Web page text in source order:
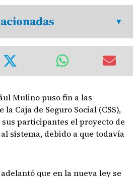
Mulino puso fin a las
la Caja de Seguro Social (CSS),
participantes el proyecto de
sistema, debido a que todavía
que en la nueva ley se